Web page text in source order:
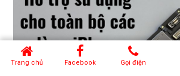
Trang chủ Facebook Gọi điện